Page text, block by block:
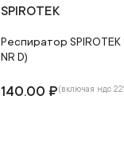
SPIROTEK
Респиратор SPIROTEK
NR D)
140.00 ₽(включая ндс